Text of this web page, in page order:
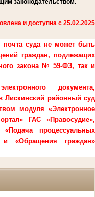
законодательством.
и доступна с 25.02.2025
суда не может быть
граждан, подлежащих
закона № 59-ФЗ, так и
документа,
Лискинский районный суд
модуля «Электронное
ГАС «Правосудие»,
процессуальных
«Обращения граждан»